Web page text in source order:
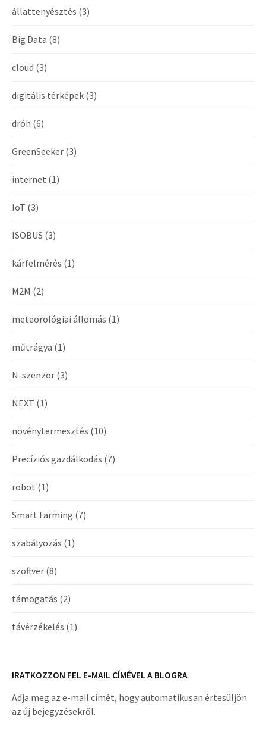
állattenyésztés (3)
Big Data (8)
cloud (3)
digitális térképek (3)
drón (6)
GreenSeeker (3)
internet (1)
IoT (3)
ISOBUS (3)
kárfelmérés (1)
M2M (2)
meteorológiai állomás (1)
műtrágya (1)
N-szenzor (3)
NEXT (1)
növénytermesztés (10)
Precíziós gazdálkodás (7)
robot (1)
Smart Farming (7)
szabályozás (1)
szoftver (8)
támogatás (2)
távérzékelés (1)
IRATKOZZON FEL E-MAIL CÍMÉVEL A BLOGRA
Adja meg az e-mail címét, hogy automatikusan értesüljön
az új bejegyzésekről.